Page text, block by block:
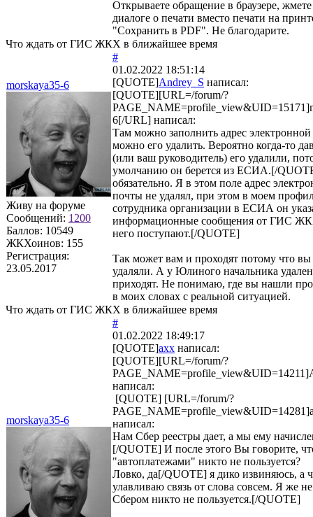
Открываете обращение в браузере,
диалоге о печати вместо печати на
"Сохранить в PDF". Не благодарите.
Что ждать от ГИС ЖКХ в ближайшее время
morskaya35-6
Живу на форуме
Сообщений: 1200
Баллов: 10549
ЖКХоинов: 155
Регистрация:
23.05.2017
#
01.02.2022 18:51:14
[QUOTE]Andrey_S написал:
[QUOTE][URL=/forum/?
6[/URL] написал:
Там можно заполнить адрес
можно его удалить. Вероятно когда-то
(или ваш руководитель) его удалили,
умолчанию он берется из ЕСИА.[/
обязательно. Я в этом поле адрес
почты не удалял, при этом в моем
сотрудника организации в ЕСИА он
информационные сообщения от ГИС
него поступают.[/QUOTE]
Так может вам и проходят потому что
удаляли. А у Юлиного начальника
приходят. Не понимаю, где вы нашли
в моих словах с реальной ситуацией.
Что ждать от ГИС ЖКХ в ближайшее время
morskaya35-6
#
01.02.2022 18:49:17
[QUOTE]axx написал:
[QUOTE][URL=/forum/?
написал:
[QUOTE] [URL=/forum/?
написал:
Нам Сбер реестры дает, а мы ему
[/QUOTE] И после этого Вы говорите,
"автоплатежами" никто не пользуется?
Ловко, да[/QUOTE] я дико извиняюсь, а
улавливаю связь от слова совсем. Я же
Сбером никто не пользуется.[/QUOTE]